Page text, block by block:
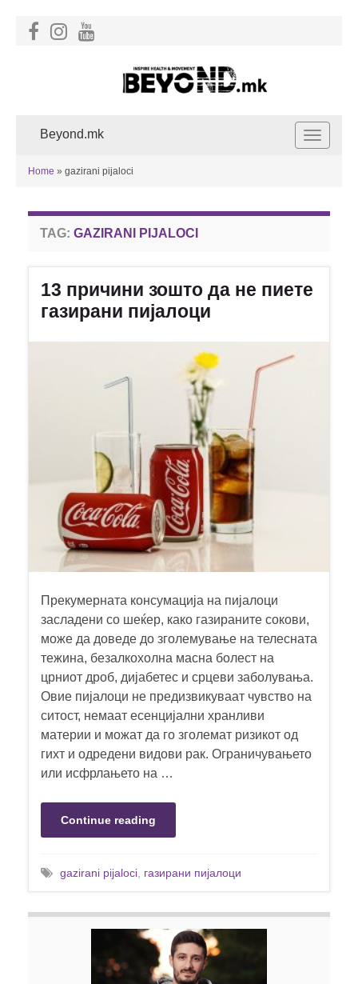
Toggle
Beyond.mk
Home » gazirani pijaloci
TAG: GAZIRANI PIJALOCI
13 причини зошто да не пиете
газирани пијалоци
Прекумерната консумација на пијалоци
засладени со шеќер, како газираните сокови,
може да доведе до зголемување на телесната
тежина, безалкохолна масна болест на
црниот дроб, дијабетес и срцеви заболувања.
Овие пијалоци не предизвикуваат чувство на
ситост, немаат есенцијални хранливи
материи и можат да го зголемат ризикот од
гихт и одредени видови рак. Ограничувањето
или исфрлањето на …
Continue reading
gazirani pijaloci, газирани пијалоци